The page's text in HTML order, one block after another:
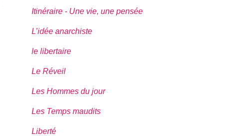
Itinéraire - Une vie, une pensée
L’idée anarchiste
le libertaire
Le Réveil
Les Hommes du jour
Les Temps maudits
Liberté